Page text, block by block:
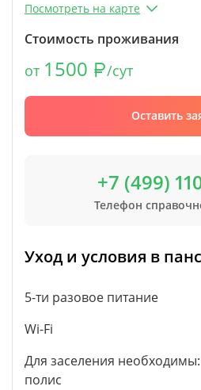
Посмотреть на карте
Стоимость проживания
от 1500 /сут
Оставить
+7 (499)
Телефон
Уход и условия в
5-ти разовое питание
Wi-Fi
Для заселения
полис